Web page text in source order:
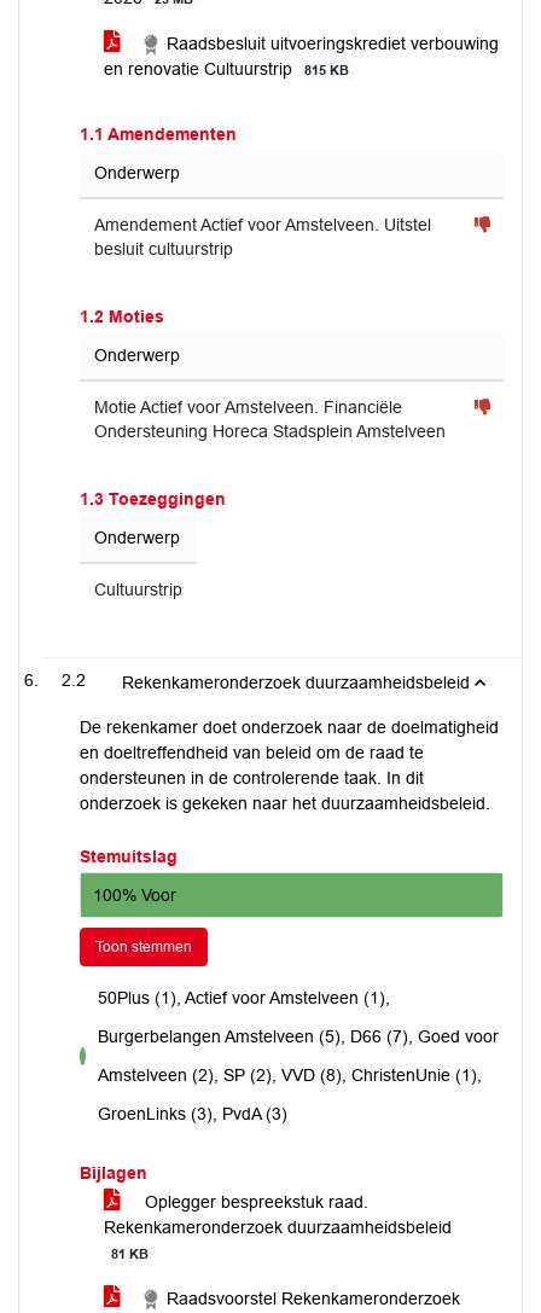
Raadsbesluit uitvoeringskrediet verbouwing
en renovatie Cultuurstrip
815 KB
1.1 Amendementen
Onderwerp
Amendement Actief voor Amstelveen. Uitstel
besluit cultuurstrip
1.2 Moties
Onderwerp
Motie Actief voor Amstelveen. Financiële
Ondersteuning Horeca Stadsplein Amstelveen
1.3 Toezeggingen
Onderwerp
Cultuurstrip
2.2 Rekenkameronderzoek duurzaamheidsbeleid
De rekenkamer doet onderzoek naar de doelmatigheid
en doeltreffendheid van beleid om de raad te
ondersteunen in de controlerende taak. In dit
onderzoek is gekeken naar het duurzaamheidsbeleid.
Stemuitslag
100% Voor
Toon stemmen
voor
50Plus (1), Actief voor Amstelveen (1),
Burgerbelangen Amstelveen (5), D66 (7), Goed voor
Amstelveen (2), SP (2), VVD (8), ChristenUnie (1),
GroenLinks (3), PvdA (3)
Bijlagen
Oplegger bespreekstuk raad.
Rekenkameronderzoek duurzaamheidsbeleid
81 KB
Raadsvoorstel Rekenkameronderzoek